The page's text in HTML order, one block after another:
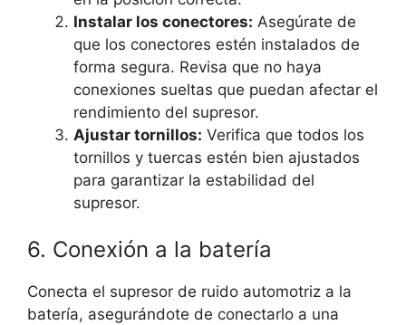
Instalar los conectores: Asegúrate de
que los conectores estén instalados de
forma segura. Revisa que no haya
conexiones sueltas que puedan afectar el
rendimiento del supresor.
Ajustar tornillos: Verifica que todos los
tornillos y tuercas estén bien ajustados
para garantizar la estabilidad del
supresor.
6. Conexión a la batería
Conecta el supresor de ruido automotriz a la
batería, asegurándote de conectarlo a una